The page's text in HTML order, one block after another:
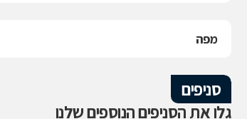
מפה
סניפים
גלו את הסניפים הנוספים שלנו